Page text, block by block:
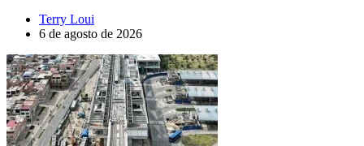
Terry Loui
6 de agosto de 2026